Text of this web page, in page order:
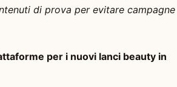
di prova per evitare campagne
per i nuovi lanci beauty in